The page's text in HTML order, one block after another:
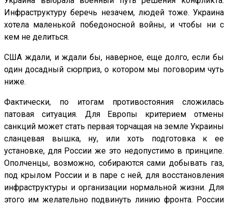
Инфраструктуру беречь незачем, людей тоже. Украина
хотела маленькой победоносной войны, и чтобы ни с
кем не делиться.
США ждали, и ждали бы, наверное, еще долго, если бы
один досадный сюрприз, о котором мы поговорим чуть
ниже.
Фактически, по итогам противостояния сложилась
патовая ситуация. Для Европы критерием отмены
санкций может стать первая торчащая на земле Украины
сланцевая вышка, ну, или хоть подготовка к ее
установке, для России же это недопустимо в принципе.
Ополченцы, возможно, собираются сами добывать газ,
под крылом России и в паре с ней, для восстановления
инфраструктуры и организации нормальной жизни. Для
этого им желательно подвинуть линию фронта. России